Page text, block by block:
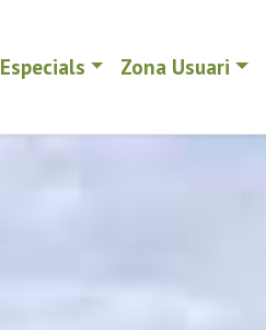
Especials Zona Usuari